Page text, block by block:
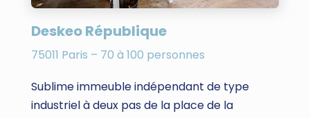
Deskeo République
75011 Paris – 70 à 100 personnes
Sublime immeuble indépendant de type
industriel à deux pas de la place de la